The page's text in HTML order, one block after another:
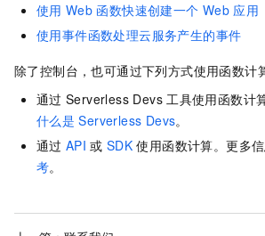
使用 Web 函数快速创建一个 Web 应用
使用事件函数处理云服务产生的事件
除了控制台，也可通过下列方式使用函数计
通过 Serverless Devs 工具使用函数计
什么是 Serverless Devs。
通过 API 或 SDK 使用函数计算。更多
考。